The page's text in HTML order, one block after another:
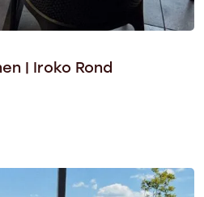
| Iroko Rond